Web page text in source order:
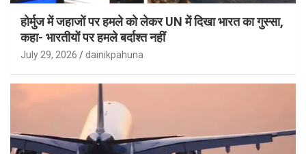
होर्मुज में जहाजों पर हमले को लेकर UN में दिखा भारत का गुस्सा,
कहा- भारतीयों पर हमले बर्दाश्त नहीं
July 29, 2026 dainikpahuna